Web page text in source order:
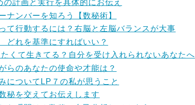
計画と実行を具体的にお伝え
ンバーを知ろう【数秘術】
て行動するには？右脳と左脳バランスが大事
れを基準にすればいい？
くて生きてる？自分を受け入れられないあなたへ
のあなたの使命や才能は？
についてLP７の私が思うこと
秘を交えてお伝えします